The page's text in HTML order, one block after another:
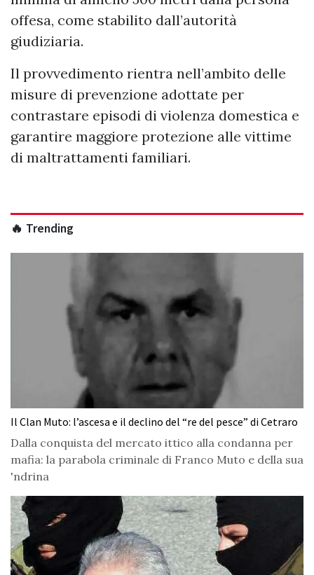
offesa, come stabilito dall’autorità
giudiziaria.
Il provvedimento rientra nell’ambito delle
misure di prevenzione adottate per
contrastare episodi di violenza domestica e
garantire maggiore protezione alle vittime
di maltrattamenti familiari.
🔥 Trending
Il Clan Muto: l’ascesa e il declino del “re del pesce” di Cetraro
Dalla conquista del mercato ittico alla condanna per
mafia: la parabola criminale di Franco Muto e della sua
'ndrina